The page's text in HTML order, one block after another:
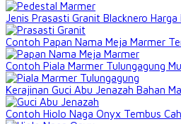
Jenis Prasasti Granit Blacknero
Contoh Papan Nama Meja Marmer
Contoh Piala Marmer Tulungagung
Kerajinan Guci Abu Jenazah Bahan
Contoh Hiolo Naga Onyx Tembus